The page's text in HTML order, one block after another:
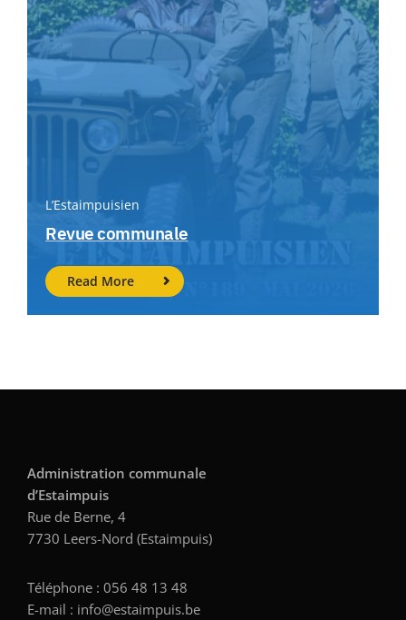
L’Estaimpuisien
Revue communale
Read More
Administration communale
d’Estaimpuis
Rue de Berne, 4
7730 Leers-Nord (Estaimpuis)
Téléphone : 056 48 13 48
E-mail : info@estaimpuis.be